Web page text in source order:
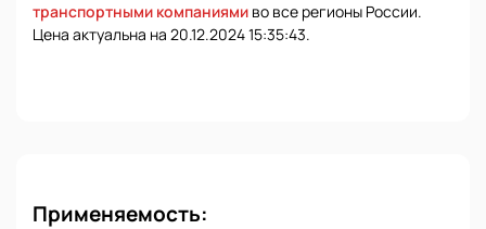
транспортными компаниями во все регионы России.
Цена актуальна на 20.12.2024 15:35:43.
Применяемость: